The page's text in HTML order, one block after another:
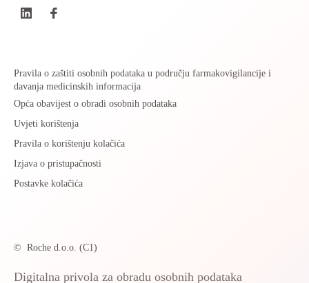
Pravila o zaštiti osobnih podataka u području farmakovigilancije i
davanja medicinskih informacija
Opća obavijest o obradi osobnih podataka
Uvjeti korištenja
Pravila o korištenju kolačića
Izjava o pristupačnosti
Postavke kolačića
© Roche d.o.o. (C1)
Digitalna privola za obradu osobnih podataka